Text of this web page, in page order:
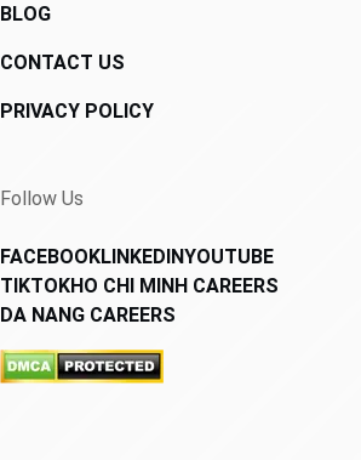
BLOG
CONTACT US
PRIVACY POLICY
Follow Us
FACEBOOKLINKEDINYOUTUBE
TIKTOKHO CHI MINH CAREERS
DA NANG CAREERS